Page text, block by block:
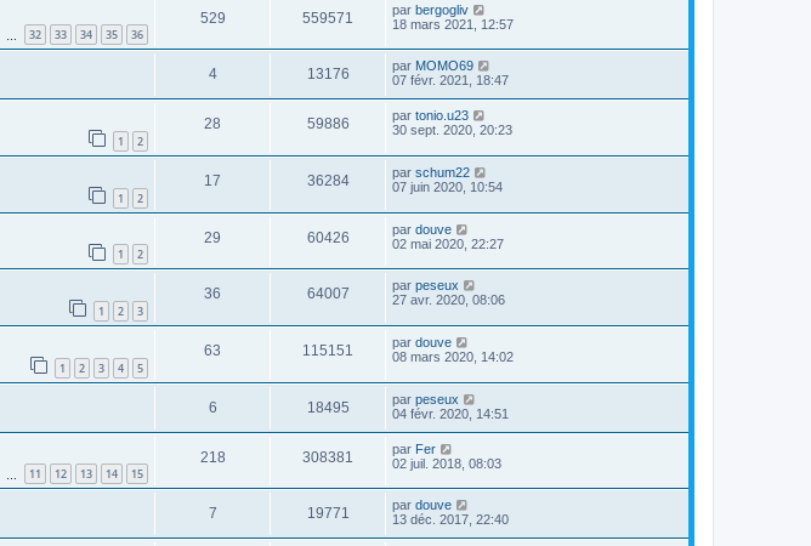
32 33 34 35 36
529 559571 par bergogliv
18 mars 2021, 12:57
4 13176 par MOMO69
07 févr. 2021, 18:47
1 2
28 59886 par tonio.u23
30 sept. 2020, 20:23
1 2
17 36284 par schum22
07 juin 2020, 10:54
1 2
29 60426 par douve
02 mai 2020, 22:27
1 2 3
36 64007 par peseux
27 avr. 2020, 08:06
1 2 3 4 5
63 115151 par douve
08 mars 2020, 14:02
6 18495 par peseux
04 févr. 2020, 14:51
11 12 13 14 15
218 308381 par Fer
02 juil. 2018, 08:03
7 19771 par douve
13 déc. 2017, 22:40